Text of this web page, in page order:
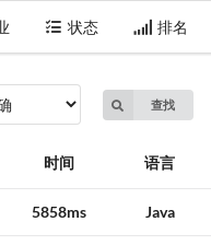
状态 排名
查找
时间 语言
5858ms Java